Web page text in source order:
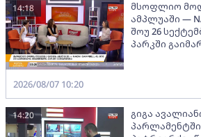
მსოფლიო
ამპლუაში —
შოუ 26
პარკში
14:18
2026/08/07 10:20
გიგა
14:20